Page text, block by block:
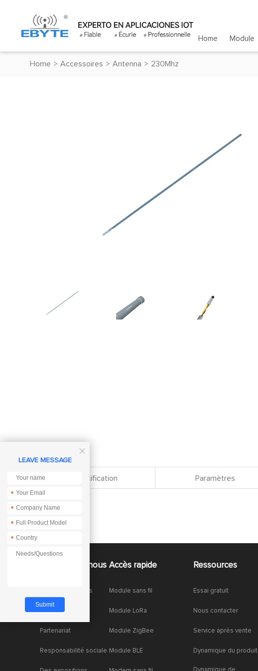
Home Module
Home > Accessoires > Antenna > 230Mhz
Spécification Paramètres
À propos de nous
À propos de nous
Honneurs
Partenariat
Responsabilité sociale
Accès rapide
Module sans fil
Module LoRa
Module ZigBee
Module BLE
Ressources
Essai gratuit
Nous contacter
Service après vente
Dynamique du produit

LEAVE MESSAGE
*
*
*
*